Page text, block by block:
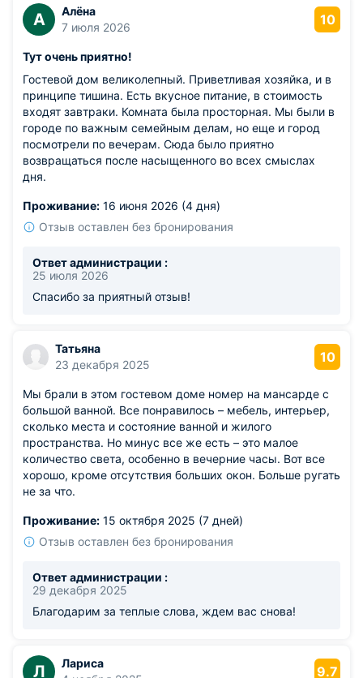
А
Алёна
7 июля 2026
10
Тут очень приятно!
Гостевой дом великолепный. Приветливая хозяйка, и в
принципе тишина. Есть вкусное питание, в стоимость
входят завтраки. Комната была просторная. Мы были в
городе по важным семейным делам, но еще и город
посмотрели по вечерам. Сюда было приятно
возвращаться после насыщенного во всех смыслах
дня.
Проживание: 16 июня 2026 (4 дня)
Отзыв оставлен без бронирования
Ответ администрации :
25 июля 2026
Спасибо за приятный отзыв!
Татьяна
23 декабря 2025
10
Мы брали в этом гостевом доме номер на мансарде с
большой ванной. Все понравилось – мебель, интерьер,
сколько места и состояние ванной и жилого
пространства. Но минус все же есть – это малое
количество света, особенно в вечерние часы. Вот все
хорошо, кроме отсутствия больших окон. Больше ругать
не за что.
Проживание: 15 октября 2025 (7 дней)
Отзыв оставлен без бронирования
Ответ администрации :
29 декабря 2025
Благодарим за теплые слова, ждем вас снова!
Л
Лариса
9.7